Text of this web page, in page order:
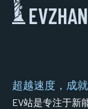
EVZHAN
超越速度，成
EV站是专注于新